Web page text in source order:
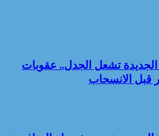
تشعل الجدل.. عقوبات
قبل الانسحاب